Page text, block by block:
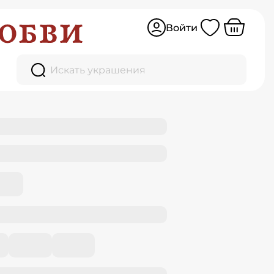
Войти
Искать украшения